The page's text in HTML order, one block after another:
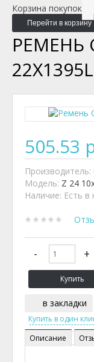
Корзина покупок
Перейти в корзину
РЕМЕНЬ
505.53
Производитель:
Модель: Z 24
Наличие: Есть в
в закладки
Описание